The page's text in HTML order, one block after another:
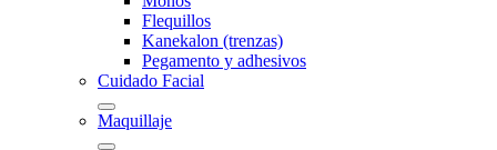
Flequillos
Kanekalon (trenzas)
Pegamento y adhesivos
Cuidado Facial
Maquillaje